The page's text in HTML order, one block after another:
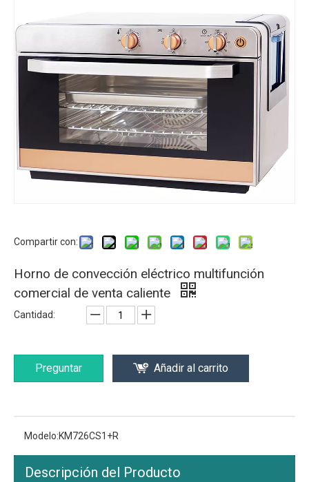
Compartir con:
Horno de convección eléctrico multifunción
comercial de venta caliente
Cantidad:
Preguntar Añadir al carrito
Modelo:KM726CS1+R
Descripción del Producto